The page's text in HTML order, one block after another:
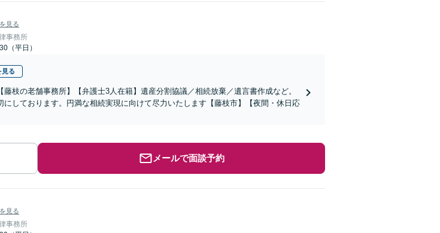
見る
事務所
（平日）
見る
藤枝の老舗事務所】【弁護士3人在籍】遺産分割協議／相続放棄／遺言書作成など。
しております。円満な相続実現に向けて尽力いたします【藤枝市】【夜間・休日応
メールで面談予約
見る
事務所